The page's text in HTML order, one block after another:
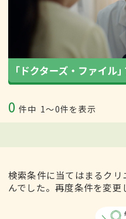
0 件中 1〜0件を表示
検索条件に当てはまるク
んでした。再度条件を変更